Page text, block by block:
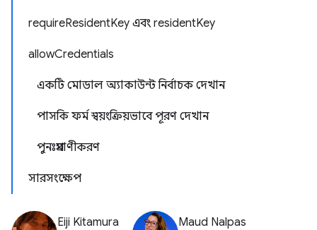
requireResidentKey এবং residentKey
allowCredentials
একটি মোডাল অ্যাকাউন্ট নির্বাচক দেখান
পাসকি ফর্ম স্বয়ংক্রিয়ভাবে পূরণ দেখান
পুনঃপ্রমাণীকরণ
সারসংক্ষেপ
Eiji Kitamura Maud Nalpas